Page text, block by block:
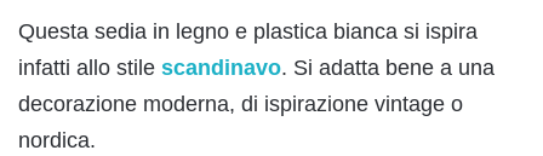
Questa sedia in legno e plastica bianca si ispira
infatti allo stile scandinavo. Si adatta bene a una
decorazione moderna, di ispirazione vintage o
nordica.